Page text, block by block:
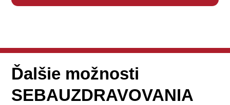
Ďalšie možnosti
SEBAUZDRAVOVANIA